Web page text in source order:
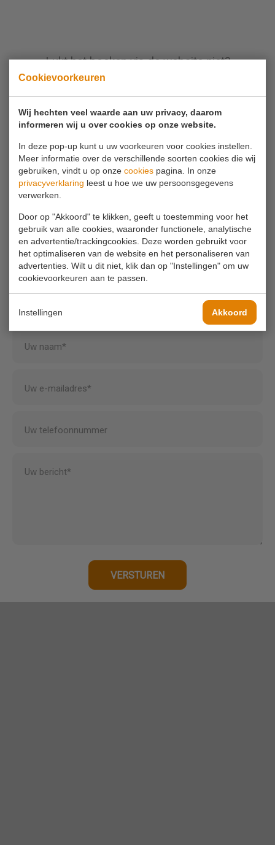
Cookievoorkeuren
Wij hechten veel waarde aan uw privacy, daarom
informeren wij u over cookies op onze website.
In deze pop-up kunt u uw voorkeuren voor cookies instellen.
Meer informatie over de verschillende soorten cookies die wij
gebruiken, vindt u op onze cookies pagina. In onze
privacyverklaring leest u hoe we uw persoonsgegevens
verwerken.
Door op "Akkoord" te klikken, geeft u toestemming voor het
gebruik van alle cookies, waaronder functionele, analytische
en advertentie/trackingcookies. Deze worden gebruikt voor
het optimaliseren van de website en het personaliseren van
advertenties. Wilt u dit niet, klik dan op "Instellingen" om uw
cookievoorkeuren aan te passen.
Instellingen Akkoord
Lukt het boeken via de website niet?
Bel dan
Als u vragen heeft kunt u uiteraard altijd
Bel ons
0180 63 16 54
Mail ons
Uw naam*
Uw e-mailadres*
Uw telefoonnummer
Uw bericht*